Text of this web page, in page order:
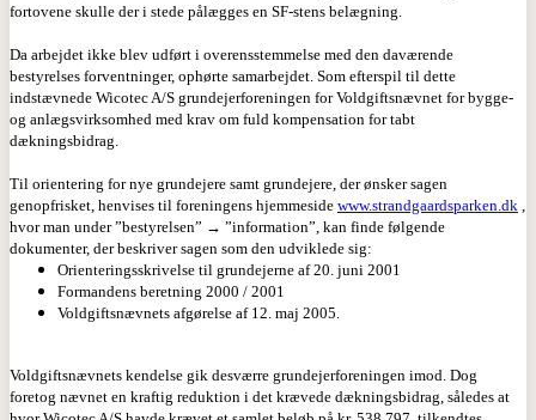
fortovene skulle der i stede pålægges en SF-stens belægning.
Da arbejdet ikke blev udført i overensstemmelse med den daværende
bestyrelses forventninger, ophørte samarbejdet. Som efterspil til dette
indstævnede Wicotec A/S grundejerforeningen for Voldgiftsnævnet for bygge-
og anlægsvirksomhed med krav om fuld kompensation for tabt
dækningsbidrag.
Til orientering for nye grundejere samt grundejere, der ønsker sagen
genopfrisket, henvises til foreningens hjemmeside www.strandgaardsparken.dk
hvor man under ”bestyrelsen” → ”information”, kan finde følgende
dokumenter, der beskriver sagen som den udviklede sig:
Orienteringsskrivelse til grundejerne af 20. juni 2001
Formandens beretning 2000 / 2001
Voldgiftsnævnets afgørelse af 12. maj 2005.
Voldgiftsnævnets kendelse gik desværre grundejerforeningen imod. Dog
foretog nævnet en kraftig reduktion i det krævede dækningsbidrag, således at